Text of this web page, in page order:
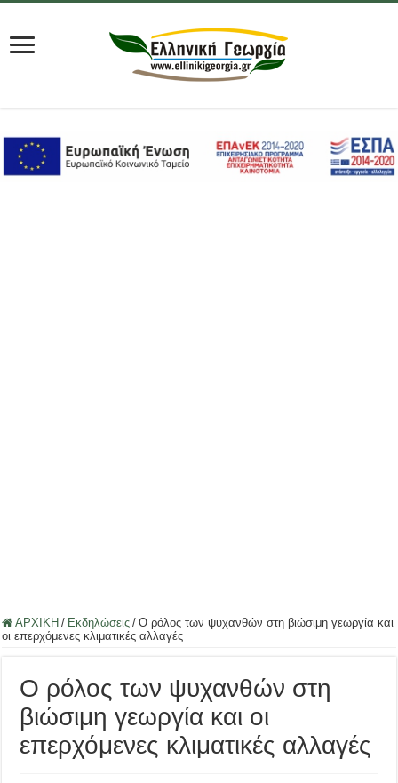
ΑΡΧΙΚΗ / Εκδηλώσεις / Ο ρόλος των ψυχανθών στη βιώσιμη γεωργία και
οι επερχόμενες κλιματικές αλλαγές
Ο ρόλος των ψυχανθών στη
βιώσιμη γεωργία και οι
επερχόμενες κλιματικές αλλαγές